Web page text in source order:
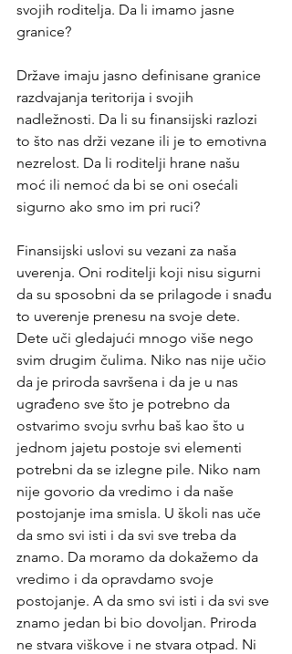
svojih roditelja. Da li imamo jasne
granice?
Države imaju jasno definisane granice
razdvajanja teritorija i svojih
nadležnosti. Da li su finansijski razlozi
to što nas drži vezane ili je to emotivna
nezrelost. Da li roditelji hrane našu
moć ili nemoć da bi se oni osećali
sigurno ako smo im pri ruci?
Finansijski uslovi su vezani za naša
uverenja. Oni roditelji koji nisu sigurni
da su sposobni da se prilagode i snađu
to uverenje prenesu na svoje dete.
Dete uči gledajući mnogo više nego
svim drugim čulima. Niko nas nije učio
da je priroda savršena i da je u nas
ugrađeno sve što je potrebno da
ostvarimo svoju svrhu baš kao što u
jednom jajetu postoje svi elementi
potrebni da se izlegne pile. Niko nam
nije govorio da vredimo i da naše
postojanje ima smisla. U školi nas uče
da smo svi isti i da svi sve treba da
znamo. Da moramo da dokažemo da
vredimo i da opravdamo svoje
postojanje. A da smo svi isti i da svi sve
znamo jedan bi bio dovoljan. Priroda
ne stvara viškove i ne stvara otpad. Ni